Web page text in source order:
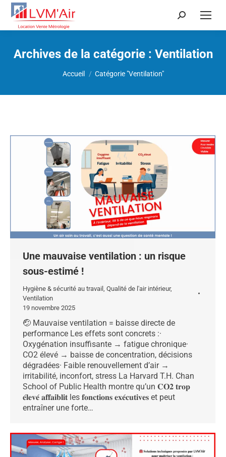
Recherche
Archives de la catégorie : Ventilation
Accueil Catégorie "Ventilation"
Une mauvaise ventilation : un risque
sous-estimé !
Hygiène & sécurité au travail Qualité de l'air intérieur,
Ventilation
19 novembre 2025
🤕 Mauvaise ventilation = baisse directe de
performance Les effets sont concrets :·
Oxygénation insuffisante → fatigue chronique·
CO2 élevé → baisse de concentration, décisions
dégradées· Faible renouvellement d’air →
irritabilité, inconfort, stress La Harvard T.H. Chan
School of Public Health montre qu’un 𝐂𝐎𝟐 𝐭𝐫𝐨𝐩
𝐞́𝐥𝐞𝐯𝐞́ 𝐚𝐟𝐟𝐚𝐢𝐛𝐥𝐢𝐭 les 𝐟𝐨𝐧𝐜𝐭𝐢𝐨𝐧𝐬 𝐞𝐱𝐞́𝐜𝐮𝐭𝐢𝐯𝐞𝐬 et peut
entraîner une forte…